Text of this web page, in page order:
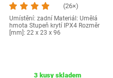
(26×)
Umístění: zadní Materiál: Umělá
hmota Stupeň krytí IPX4 Rozměr
[mm]: 22 x 23 x 96
3 kusy skladem